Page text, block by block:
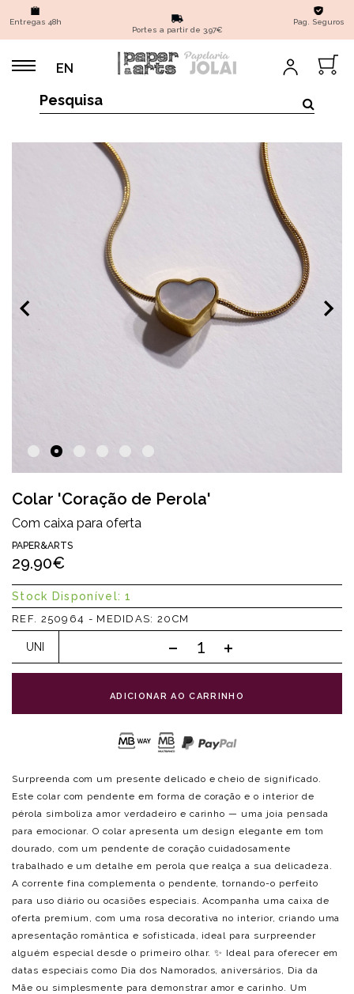
Entregas 48h
Portes a partir de 3,97€
Pag. Seguros
EN
Colar 'Coração de Perola'
Com caixa para oferta
PAPER&ARTS
29.90€
Stock Disponível: 1
REF. 250964 - MEDIDAS: 20CM
UNI
ADICIONAR AO CARRINHO
Surpreenda com um presente delicado e cheio de significado.
Este colar com pendente em forma de coração e o interior de
pérola simboliza amor verdadeiro e carinho — uma joia pensada
para emocionar. O colar apresenta um design elegante em tom
dourado, com um pendente de coração cuidadosamente
trabalhado e um detalhe em perola que realça a sua delicadeza.
A corrente fina complementa o pendente, tornando-o perfeito
para uso diário ou ocasiões especiais. Acompanha uma caixa de
oferta premium, com uma rosa decorativa no interior, criando uma
apresentação romântica e sofisticada, ideal para surpreender
alguém especial desde o primeiro olhar. ✨ Ideal para oferecer em
datas especiais como Dia dos Namorados, aniversários, Dia da
Mãe ou simplesmente para demonstrar amor e carinho. Um